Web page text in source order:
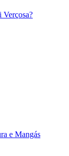
e Mangás